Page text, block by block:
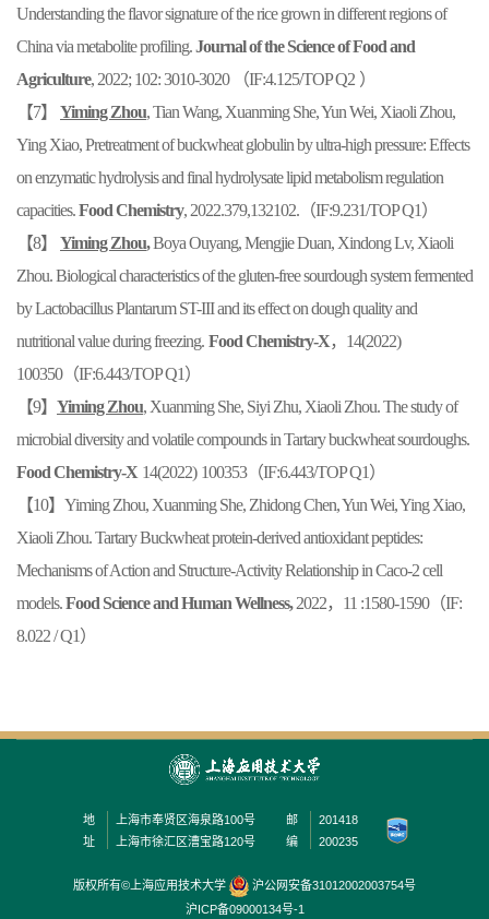
Understanding the flavor signature of the rice grown in different regions of
China via metabolite profiling.Journal of the Science of Food and
Agriculture, 2022; 102: 3010-3020 （IF:4.125/TOP Q2 ）
【7】
Yiming Zhou, Tian Wang, Xuanming She, Yun Wei, Xiaoli Zhou,
Ying Xiao, Pretreatment of buckwheat globulin by ultra-high pressure: Effects
on enzymatic hydrolysis and final hydrolysate lipid metabolism regulation
capacities.Food Chemistry, 2022.379,132102. （IF:9.231/TOPQ1）
【8】
Yiming Zhou,Boya Ouyang, Mengjie Duan, Xindong Lv, Xiaoli
Zhou. Biological characteristics of the gluten-free sourdough system fermented
by Lactobacillus Plantarum ST-III and its effect on dough quality and
nutritional value during freezing. Food Chemistry-X， 14(2022)
100350（IF:6.443/TOP Q1）
【9】 Yiming Zhou, Xuanming She, Siyi Zhu, Xiaoli Zhou.The study of
microbial diversity and volatile compounds in Tartary buckwheat sourdoughs.
Food Chemistry-X 14(2022) 100353（IF:6.443/TOP Q1）
【10】 Yiming Zhou, Xuanming She, Zhidong Chen, Yun Wei, Ying Xiao,
Xiaoli Zhou. Tartary Buckwheat protein-derived antioxidant peptides:
Mechanisms of Action and Structure-Activity Relationship in Caco-2 cell
models.Food Science and Human Wellness,2022， 11 :1580-1590（IF:
8.022 / Q1）
地
址
上海市奉贤区海泉路100号
上海市徐汇区漕宝路120号
邮
编
201418
200235
版权所有©上海应用技术大学
沪公网安备31012002003754号
沪ICP备09000134号-1